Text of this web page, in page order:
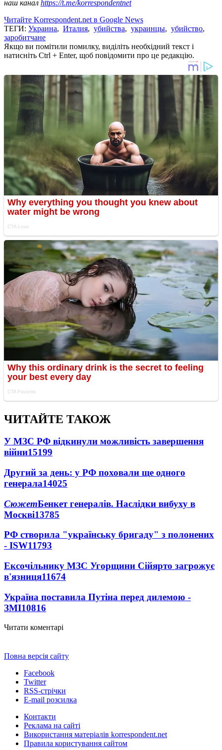
наш канал https://t.me/korrespondentnet
Читайте Korrespondent.net в Google News
ТЕГИ: Украина, Италия, убийства, украинцы, убийство,
заробитчане
Якщо ви помітили помилку, виділіть необхідний текст і
натисніть Ctrl + Enter, щоб повідомити про це редакцію.
ЧИТАЙТЕ ТАКОЖ
У МЗС РФ відкинули можливість завершення
війни15199
Другий за день: у РФ поховали ще одного
генерала14025
СюжетБенкет генералів. Наслідки вибуху в
Москві13785
РФ створила "українську бригаду" з полонених
- ISW11793
Ексочільнику МЗС Угорщини Сійярто загрожує
в'язниця11674
Україна поставила Путіна перед дилемою -
ЗМІ10816
Читати коментарі
Повна версія сайту
Facebook
Twitter
RSS-стрічки
E-mail розсилка
Контакти
Реклама на сайті
Використання матеріалів korrespondent.net
Правила користування сайтом